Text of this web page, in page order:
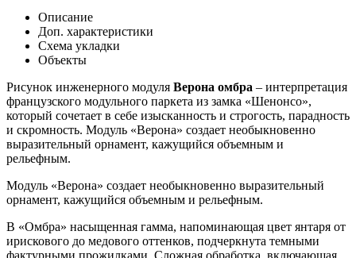
Описание
Доп. характеристики
Схема укладки
Объекты
Рисунок инженерного модуля Верона омбра – интерпретация
французского модульного паркета из замка «Шенонсо»,
который сочетает в себе изысканность и строгость, парадность
и скромность. Модуль «Верона» создает необыкновенно
выразительный орнамент, кажущийся объемным и
рельефным.
Модуль «Верона» создает необыкновенно выразительный
орнамент, кажущийся объемным и рельефным.
В «Омбра» насыщенная гамма, напоминающая цвет янтаря от
ирискового до медового оттенков, подчеркнута темными
фактурными прожилками. Сложная обработка, включающая